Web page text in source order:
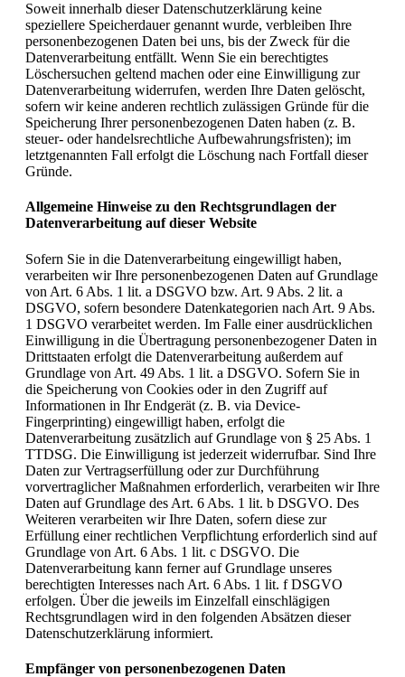
Soweit innerhalb dieser Datenschutzerklärung keine
speziellere Speicherdauer genannt wurde, verbleiben Ihre
personenbezogenen Daten bei uns, bis der Zweck für die
Datenverarbeitung entfällt. Wenn Sie ein berechtigtes
Löschersuchen geltend machen oder eine Einwilligung zur
Datenverarbeitung widerrufen, werden Ihre Daten gelöscht,
sofern wir keine anderen rechtlich zulässigen Gründe für die
Speicherung Ihrer personenbezogenen Daten haben (z. B.
steuer- oder handelsrechtliche Aufbewahrungsfristen); im
letztgenannten Fall erfolgt die Löschung nach Fortfall dieser
Gründe.
Allgemeine Hinweise zu den Rechtsgrundlagen der
Datenverarbeitung auf dieser Website
Sofern Sie in die Datenverarbeitung eingewilligt haben,
verarbeiten wir Ihre personenbezogenen Daten auf Grundlage
von Art. 6 Abs. 1 lit. a DSGVO bzw. Art. 9 Abs. 2 lit. a
DSGVO, sofern besondere Datenkategorien nach Art. 9 Abs.
1 DSGVO verarbeitet werden. Im Falle einer ausdrücklichen
Einwilligung in die Übertragung personenbezogener Daten in
Drittstaaten erfolgt die Datenverarbeitung außerdem auf
Grundlage von Art. 49 Abs. 1 lit. a DSGVO. Sofern Sie in
die Speicherung von Cookies oder in den Zugriff auf
Informationen in Ihr Endgerät (z. B. via Device-
Fingerprinting) eingewilligt haben, erfolgt die
Datenverarbeitung zusätzlich auf Grundlage von § 25 Abs. 1
TTDSG. Die Einwilligung ist jederzeit widerrufbar. Sind Ihre
Daten zur Vertragserfüllung oder zur Durchführung
vorvertraglicher Maßnahmen erforderlich, verarbeiten wir Ihre
Daten auf Grundlage des Art. 6 Abs. 1 lit. b DSGVO. Des
Weiteren verarbeiten wir Ihre Daten, sofern diese zur
Erfüllung einer rechtlichen Verpflichtung erforderlich sind auf
Grundlage von Art. 6 Abs. 1 lit. c DSGVO. Die
Datenverarbeitung kann ferner auf Grundlage unseres
berechtigten Interesses nach Art. 6 Abs. 1 lit. f DSGVO
erfolgen. Über die jeweils im Einzelfall einschlägigen
Rechtsgrundlagen wird in den folgenden Absätzen dieser
Datenschutzerklärung informiert.
Empfänger von personenbezogenen Daten